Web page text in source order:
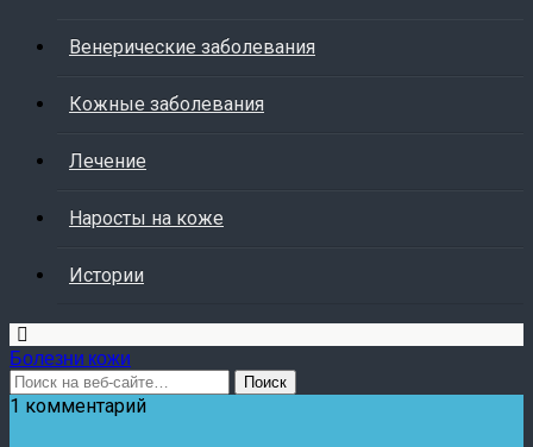
Венерические заболевания
Кожные заболевания
Лечение
Наросты на коже
Истории
Болезни кожи
1 комментарий